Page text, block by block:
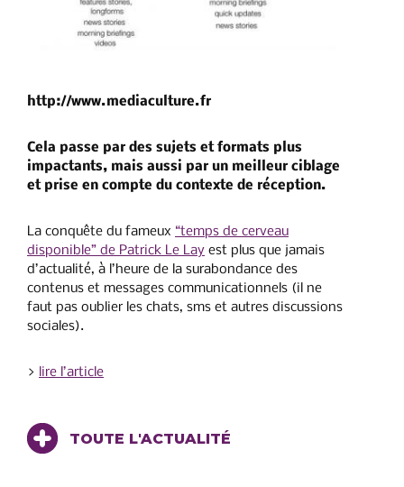
http://www.mediaculture.fr
Cela passe par des sujets et formats plus
impactants, mais aussi par un meilleur ciblage
et prise en compte du contexte de réception.
La conquête du fameux “temps de cerveau
disponible” de Patrick Le Lay est plus que jamais
d’actualité, à l’heure de la surabondance des
contenus et messages communicationnels (il ne
faut pas oublier les chats, sms et autres discussions
sociales).
> lire l’article
TOUTE L'ACTUALITÉ